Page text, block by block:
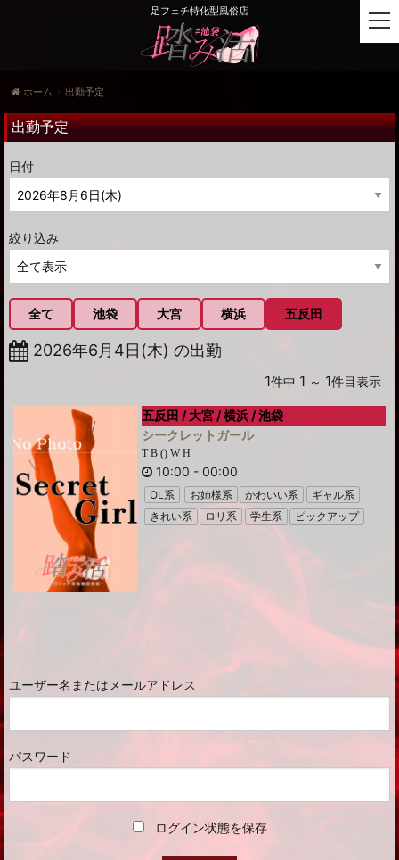
足フェチ特化型風俗店
ホーム 出勤予定
出勤予定
日付
絞り込み
全て 池袋 大宮 横浜 五反田
2026年6月4日(木) の出勤
1件中 1 ～ 1件目表示
五反田 / 大宮 / 横浜 / 池袋
シークレットガール
T B () W H
10:00 -00:00
OL系 お姉様系 かわいい系
ギャル系
きれい系
ロリ系 学生系 ピックアップ
ユーザー名またはメールアドレス
パスワード
ログイン状態を保存
t
o
e
i
g
i
o